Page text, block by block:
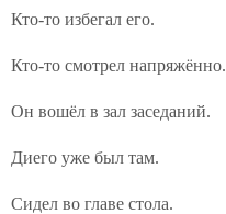
Кто-то избегал его.
Кто-то смотрел напряжённо.
Он вошёл в зал заседаний.
Диего уже был там.
Сидел во главе стола.